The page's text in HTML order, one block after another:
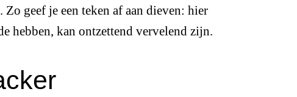
geef je een teken af aan dieven: hier
hebben, kan ontzettend vervelend zijn.